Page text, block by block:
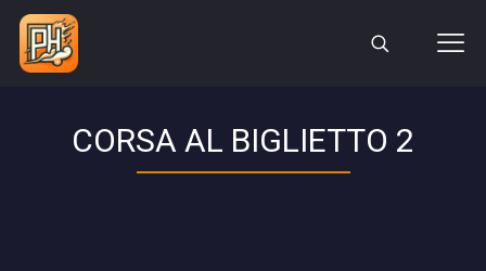
CORSA AL BIGLIETTO 2